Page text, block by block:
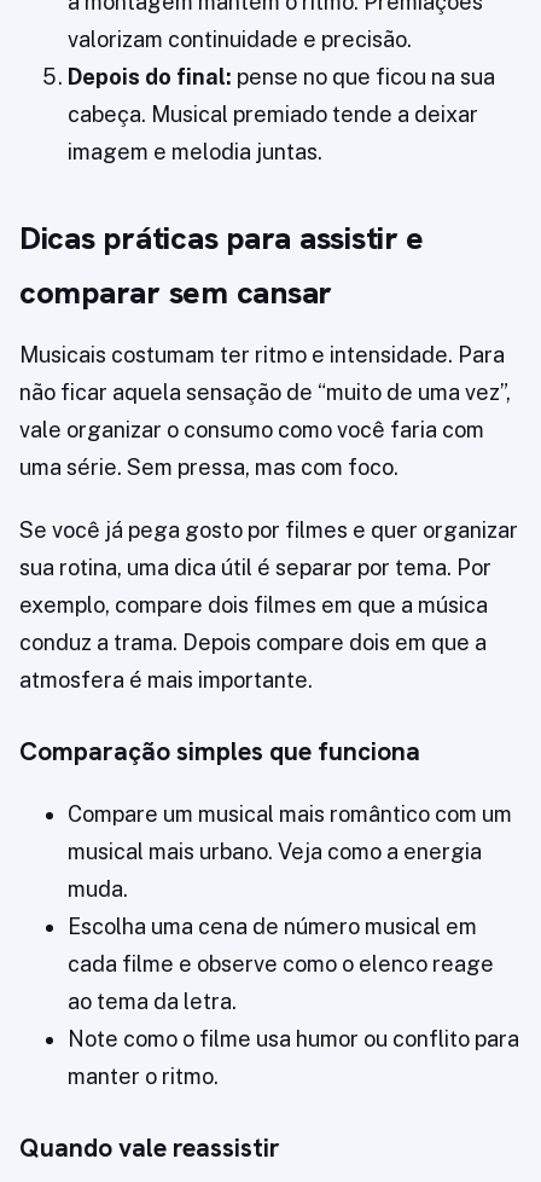
valorizam continuidade e precisão.
Depois do final: pense no que ficou na sua
cabeça. Musical premiado tende a deixar
imagem e melodia juntas.
Dicas práticas para assistir e
comparar sem cansar
Musicais costumam ter ritmo e intensidade. Para
não ficar aquela sensação de “muito de uma vez”,
vale organizar o consumo como você faria com
uma série. Sem pressa, mas com foco.
Se você já pega gosto por filmes e quer organizar
sua rotina, uma dica útil é separar por tema. Por
exemplo, compare dois filmes em que a música
conduz a trama. Depois compare dois em que a
atmosfera é mais importante.
Comparação simples que funciona
Compare um musical mais romântico com um
musical mais urbano. Veja como a energia
muda.
Escolha uma cena de número musical em
cada filme e observe como o elenco reage
ao tema da letra.
Note como o filme usa humor ou conflito para
manter o ritmo.
Quando vale reassistir